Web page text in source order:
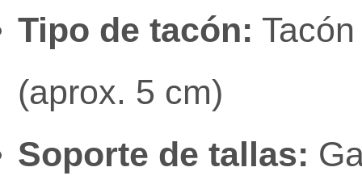
Tipo de tacón:
(aprox. 5 cm)
Soporte de tallas: